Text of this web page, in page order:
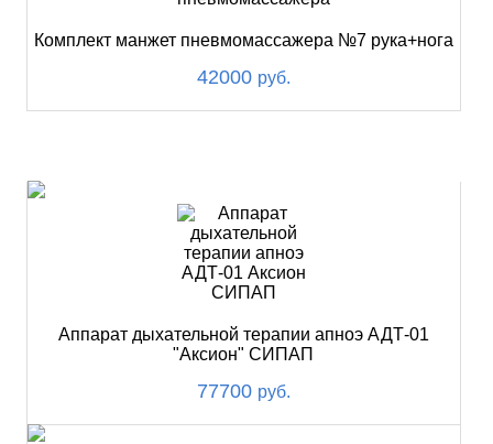
Комплект манжет пневмомассажера №7 рука+нога
42000 руб.
Аппарат дыхательной терапии апноэ АДТ-01
"Аксион" СИПАП
77700 руб.